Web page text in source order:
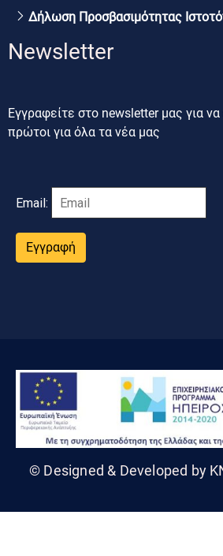
Δήλωση Προσβασιμότητας
Newsletter
Εγγραφείτε στο newsletter μας για
πρώτοι για όλα τα νέα μας
Email:
Εγγραφή
© Designed & Developed by